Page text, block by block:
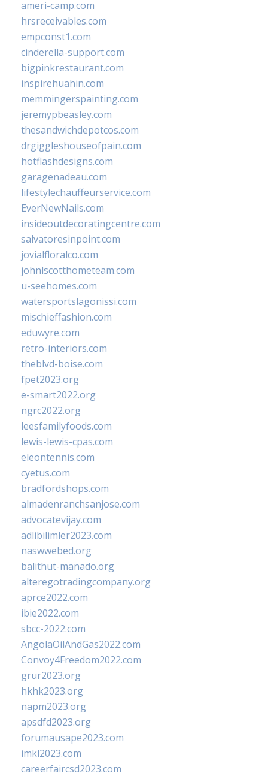
ameri-camp.com
hrsreceivables.com
empconst1.com
cinderella-support.com
bigpinkrestaurant.com
inspirehuahin.com
memmingerspainting.com
jeremypbeasley.com
thesandwichdepotcos.com
drgiggleshouseofpain.com
hotflashdesigns.com
garagenadeau.com
lifestylechauffeurservice.com
EverNewNails.com
insideoutdecoratingcentre.com
salvatoresinpoint.com
jovialfloralco.com
johnlscotthometeam.com
u-seehomes.com
watersportslagonissi.com
mischieffashion.com
eduwyre.com
retro-interiors.com
theblvd-boise.com
fpet2023.org
e-smart2022.org
ngrc2022.org
leesfamilyfoods.com
lewis-lewis-cpas.com
eleontennis.com
cyetus.com
bradfordshops.com
almadenranchsanjose.com
advocatevijay.com
adlibilimler2023.com
naswwebed.org
balithut-manado.org
alteregotradingcompany.org
aprce2022.com
ibie2022.com
sbcc-2022.com
AngolaOilAndGas2022.com
Convoy4Freedom2022.com
grur2023.org
hkhk2023.org
napm2023.org
apsdfd2023.org
forumausape2023.com
imkl2023.com
careerfaircsd2023.com